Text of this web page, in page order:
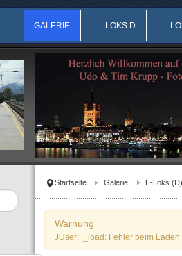
GALERIE LOKS D
Startseite Galerie E-Loks (D)
Warnung
JUser: :_load: Fehler beim